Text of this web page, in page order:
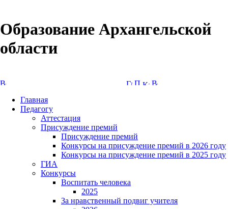
Образование Архангельской
области
Главная
Педагогу
Аттестация
Присуждение премий
Присуждение премий
Конкурсы на присуждение премий в 2026 году
Конкурсы на присуждение премий в 2025 году
ГИА
Конкурсы
Воспитать человека
2025
За нравственный подвиг учителя